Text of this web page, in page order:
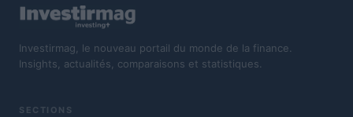
Investirmag, le nouveau portail du monde de la finance.
Insights, actualités, comparaisons et statistiques.
SECTIONS